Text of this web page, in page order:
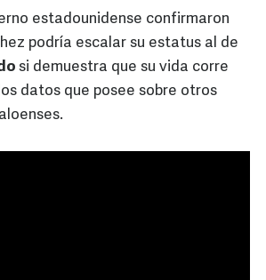
estadounidense confirmaron
podría escalar su estatus al de
si demuestra que su vida corre
datos que posee sobre otros